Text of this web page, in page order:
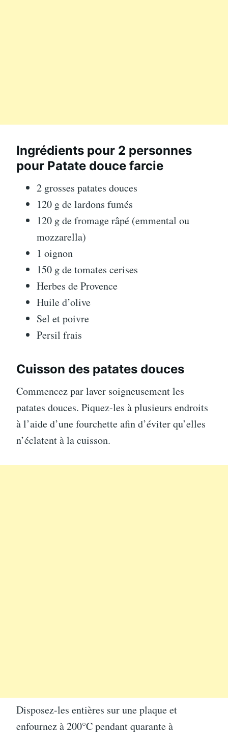
Ingrédients pour 2 personnes
pour Patate douce farcie
2 grosses patates douces
120 g de lardons fumés
120 g de fromage râpé (emmental ou
mozzarella)
1 oignon
150 g de tomates cerises
Herbes de Provence
Huile d’olive
Sel et poivre
Persil frais
Cuisson des patates douces
Commencez par laver soigneusement les
patates douces. Piquez-les à plusieurs endroits
à l’aide d’une fourchette afin d’éviter qu’elles
n’éclatent à la cuisson.
Disposez-les entières sur une plaque et
enfournez à 200°C pendant quarante à